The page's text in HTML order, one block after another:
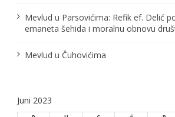
k
a
Mevlud u Parsovićima: Refik ef. Delić
emaneta šehida i moralnu obnovu
Mevlud u Čuhovićima
Juni 2023